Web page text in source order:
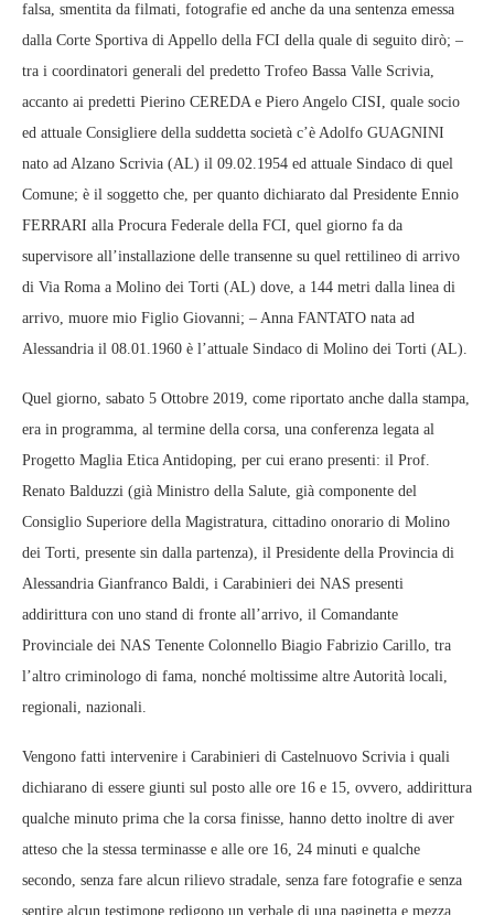
falsa, smentita da filmati, fotografie ed anche da una sentenza emessa
dalla Corte Sportiva di Appello della FCI della quale di seguito dirò; –
tra i coordinatori generali del predetto Trofeo Bassa Valle Scrivia,
accanto ai predetti Pierino CEREDA e Piero Angelo CISI, quale socio
ed attuale Consigliere della suddetta società c’è Adolfo GUAGNINI
nato ad Alzano Scrivia (AL) il 09.02.1954 ed attuale Sindaco di quel
Comune; è il soggetto che, per quanto dichiarato dal Presidente Ennio
FERRARI alla Procura Federale della FCI, quel giorno fa da
supervisore all’installazione delle transenne su quel rettilineo di arrivo
di Via Roma a Molino dei Torti (AL) dove, a 144 metri dalla linea di
arrivo, muore mio Figlio Giovanni; – Anna FANTATO nata ad
Alessandria il 08.01.1960 è l’attuale Sindaco di Molino dei Torti (AL).
Quel giorno, sabato 5 Ottobre 2019, come riportato anche dalla stampa,
era in programma, al termine della corsa, una conferenza legata al
Progetto Maglia Etica Antidoping, per cui erano presenti: il Prof.
Renato Balduzzi (già Ministro della Salute, già componente del
Consiglio Superiore della Magistratura, cittadino onorario di Molino
dei Torti, presente sin dalla partenza), il Presidente della Provincia di
Alessandria Gianfranco Baldi, i Carabinieri dei NAS presenti
addirittura con uno stand di fronte all’arrivo, il Comandante
Provinciale dei NAS Tenente Colonnello Biagio Fabrizio Carillo, tra
l’altro criminologo di fama, nonché moltissime altre Autorità locali,
regionali, nazionali.
Vengono fatti intervenire i Carabinieri di Castelnuovo Scrivia i quali
dichiarano di essere giunti sul posto alle ore 16 e 15, ovvero, addirittura
qualche minuto prima che la corsa finisse, hanno detto inoltre di aver
atteso che la stessa terminasse e alle ore 16, 24 minuti e qualche
secondo, senza fare alcun rilievo stradale, senza fare fotografie e senza
sentire alcun testimone redigono un verbale di una paginetta e mezza